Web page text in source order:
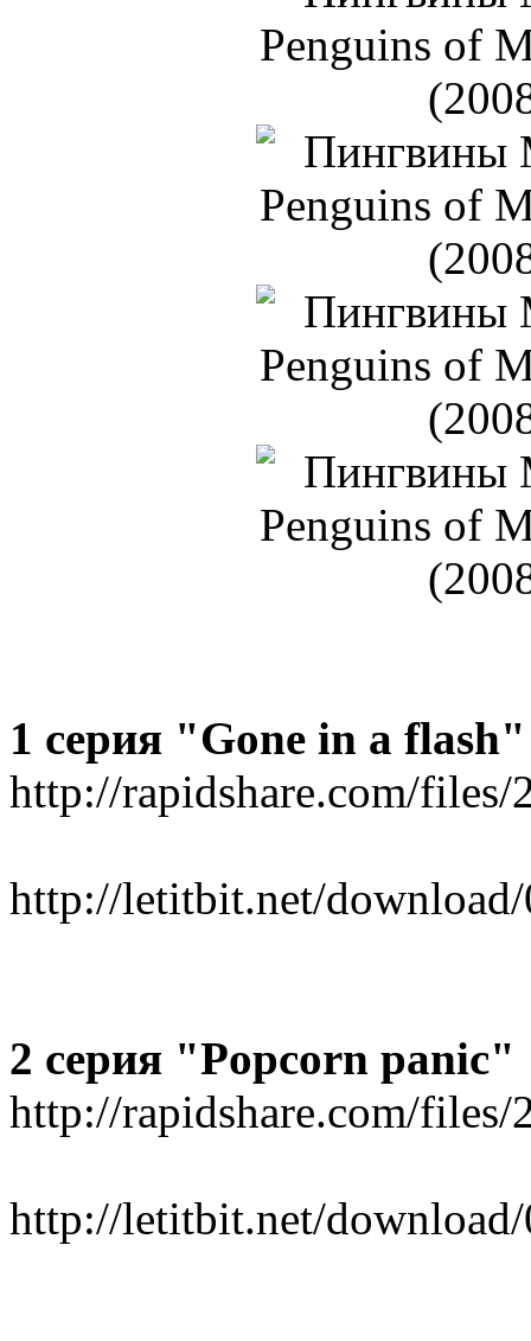
1 серия "Gone in a flash"
http://rapidshare.com/files/
http://letitbit.net/download/
2 серия "Popcorn panic"
http://rapidshare.com/files/
http://letitbit.net/download/